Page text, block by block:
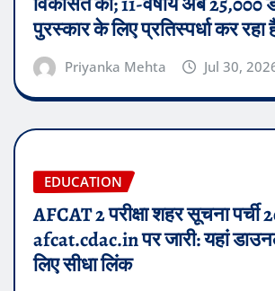
पुरस्कार के लिए प्रतिस्पर्धा कर रहा
Priyanka Mehta Jul 30,
EDUCATION
AFCAT 2 परीक्षा शहर सूचना पर्ची
afcat.cdac.in पर जारी: यहां
लिए सीधा लिंक